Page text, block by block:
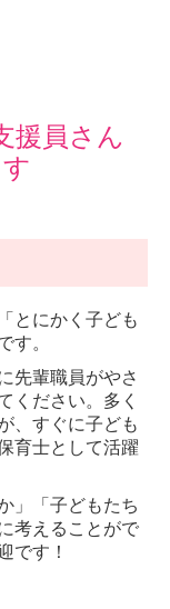
援員さん
とにかく子ども
す。
先輩職員がやさ
ください。多く
、すぐに子ども
育士として活躍
」「子どもたち
考えることがで
です！